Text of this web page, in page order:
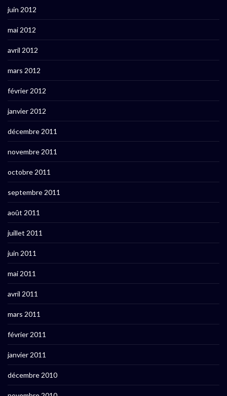
juin 2012
mai 2012
avril 2012
mars 2012
février 2012
janvier 2012
décembre 2011
novembre 2011
octobre 2011
septembre 2011
août 2011
juillet 2011
juin 2011
mai 2011
avril 2011
mars 2011
février 2011
janvier 2011
décembre 2010